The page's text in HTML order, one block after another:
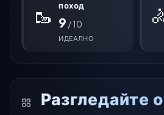
🥾
поход
9 / 10
ИДЕАЛНО
Разгледайте